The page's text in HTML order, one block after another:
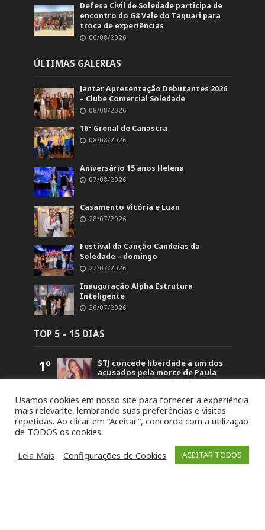
Defesa Civil de Soledade participa de
encontro do G8 Vale do Taquari para
troca de experiências
06/08/2026
ÚLTIMAS GALERIAS
Jantar Apresentação Debutantes 2026
– Clube Comercial Soledade
08/08/2026
16º Grenal de Canastra
08/08/2026
Aniversário 15 anos Helena
07/08/2026
Casamento Vitória e Luan
28/07/2026
Festival da Canção Candeias da
Soledade – domingo
27/07/2026
Inauguração Alpha Estrutura
Inteligente
26/07/2026
TOP 5 – 15 DIAS
1º
STJ concede liberdade a um dos
acusados pela morte de Paula
Perin Portes em Soledade
2º
Polícia Civil prende dois
investigados por duplo
homicídio em Barros Cassal
Detonação de rochas bloqueará
trecho da BR-386 em Soledade
nesta sexta-feira (7)
Usamos cookies em nosso site para fornecer a experiência
mais relevante, lembrando suas preferências e visitas
repetidas. Ao clicar em “Aceitar”, concorda com a utilização
de TODOS os cookies.
Leia Mais
Configurações de Cookies ACEITAR TODOS